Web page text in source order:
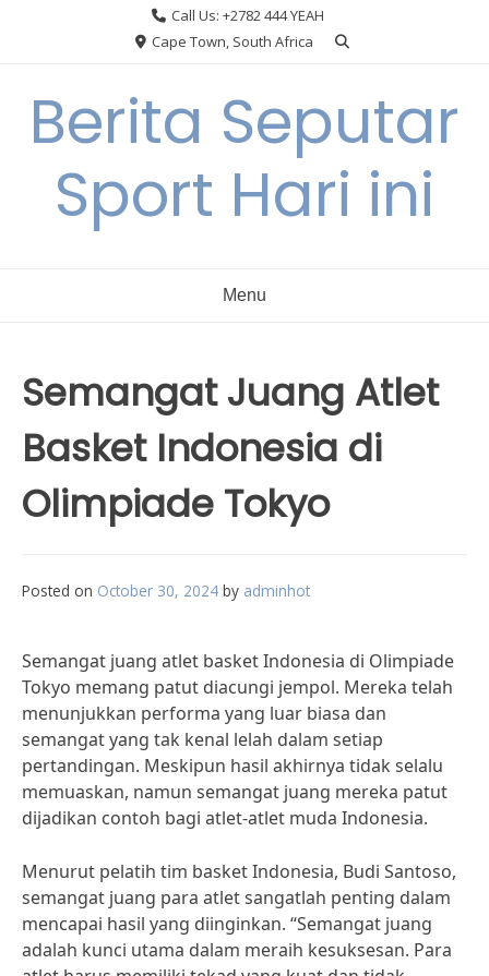
Call Us: +2782 444 YEAH
Cape Town, South Africa
Berita Seputar
Sport Hari ini
Menu
Semangat Juang Atlet
Basket Indonesia di
Olimpiade Tokyo
Posted on October 30, 2024 by adminhot
Semangat juang atlet basket Indonesia di Olimpiade
Tokyo memang patut diacungi jempol. Mereka telah
menunjukkan performa yang luar biasa dan
semangat yang tak kenal lelah dalam setiap
pertandingan. Meskipun hasil akhirnya tidak selalu
memuaskan, namun semangat juang mereka patut
dijadikan contoh bagi atlet-atlet muda Indonesia.
Menurut pelatih tim basket Indonesia, Budi Santoso,
semangat juang para atlet sangatlah penting dalam
mencapai hasil yang diinginkan. “Semangat juang
adalah kunci utama dalam meraih kesuksesan. Para